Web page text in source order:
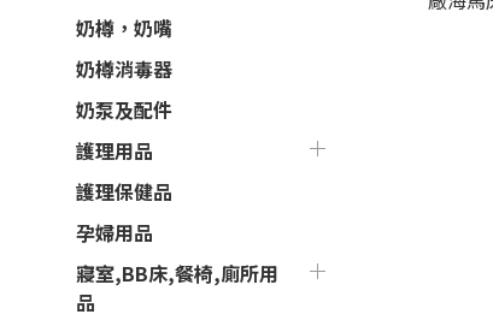
奶樽，奶嘴
奶樽消毒器
奶泵及配件
護理用品
護理保健品
孕婦用品
寢室,BB床,餐椅,廁所用
品